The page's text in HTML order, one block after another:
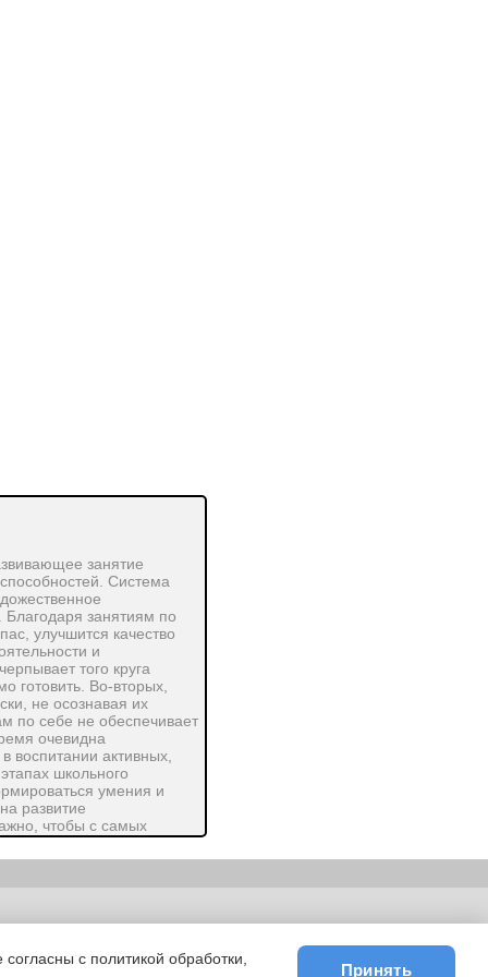
занятие
Система
занятиям по
улучшится качество
и
того круга
готовить. Во-вторых,
не осознавая их
по себе не обеспечивает
очевидна
воспитании активных,
школьного
умения и
развитие
чтобы с самых
сколько исследовать
точное и образное
в условиях
|E-mail
с политикой обработки,
Принять